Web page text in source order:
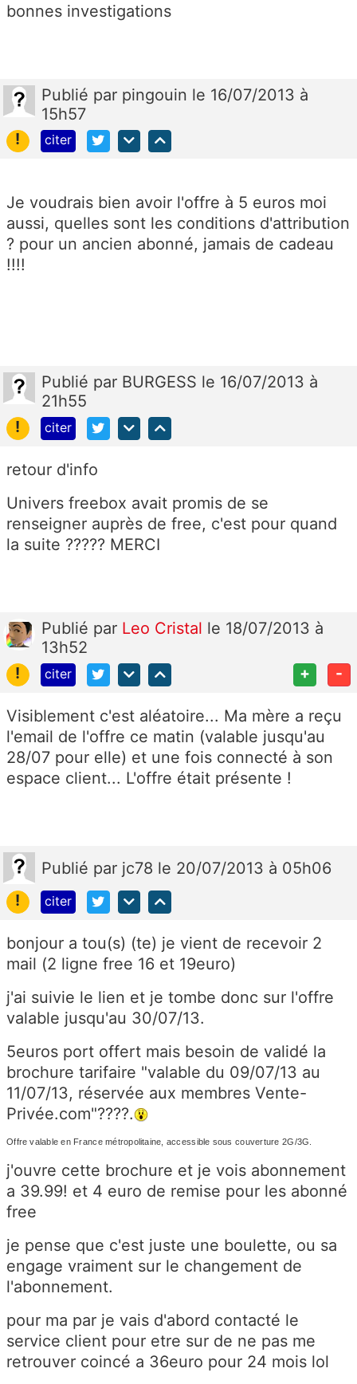
bonnes investigations
Publié par pingouin le 16/07/2013 à
15h57
!
citer
Je voudrais bien avoir l'offre à 5 euros moi
aussi, quelles sont les conditions d'attribution
? pour un ancien abonné, jamais de cadeau
!!!!
Publié par BURGESS le 16/07/2013 à
21h55
!
citer
retour d'info
Univers freebox avait promis de se
renseigner auprès de free, c'est pour quand
la suite ????? MERCI
Publié par Leo Cristal le 18/07/2013 à
13h52
!
citer + -
Visiblement c'est aléatoire... Ma mère a reçu
l'email de l'offre ce matin (valable jusqu'au
28/07 pour elle) et une fois connecté à son
espace client... L'offre était présente !
Publié par jc78 le 20/07/2013 à 05h06
!
citer
bonjour a tou(s) (te) je vient de recevoir 2
mail (2 ligne free 16 et 19euro)
j'ai suivie le lien et je tombe donc sur l'offre
valable jusqu'au 30/07/13.
5euros port offert mais besoin de validé la
brochure tarifaire "valable du 09/07/13 au
11/07/13, réservée aux membres Vente-
Privée.com"????.
Offre valable en France métropolitaine, accessible sous couverture 2G/3G.
j'ouvre cette brochure et je vois abonnement
a 39.99! et 4 euro de remise pour les abonné
free
je pense que c'est juste une boulette, ou sa
engage vraiment sur le changement de
l'abonnement.
pour ma par je vais d'abord contacté le
service client pour etre sur de ne pas me
retrouver coincé a 36euro pour 24 mois lol